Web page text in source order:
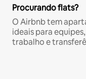
Procurando flats?
O Airbnb tem
ideais para
trabalho e